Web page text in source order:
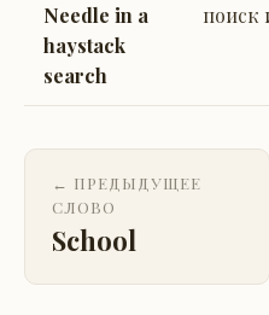
Needle in a
haystack
search
поиск
← ПРЕДЫДУЩЕЕ
СЛОВО
School